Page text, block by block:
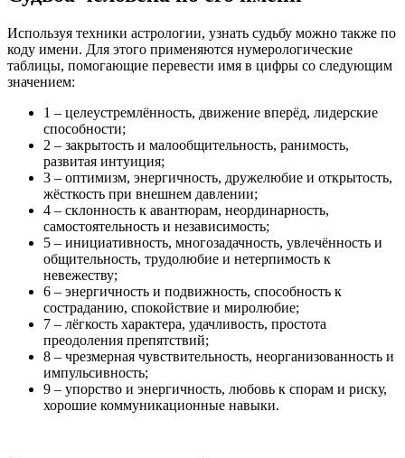
Используя техники астрологии, узнать судьбу можно также по
коду имени. Для этого применяются нумерологические
таблицы, помогающие перевести имя в цифры со следующим
значением:
1 – целеустремлённость, движение вперёд, лидерские
способности;
2 – закрытость и малообщительность, ранимость,
развитая интуиция;
3 – оптимизм, энергичность, дружелюбие и открытость,
жёсткость при внешнем давлении;
4 – склонность к авантюрам, неординарность,
самостоятельность и независимость;
5 – инициативность, многозадачность, увлечённость и
общительность, трудолюбие и нетерпимость к
невежеству;
6 – энергичность и подвижность, способность к
состраданию, спокойствие и миролюбие;
7 – лёгкость характера, удачливость, простота
преодоления препятствий;
8 – чрезмерная чувствительность, неорганизованность и
импульсивность;
9 – упорство и энергичность, любовь к спорам и риску,
хорошие коммуникационные навыки.